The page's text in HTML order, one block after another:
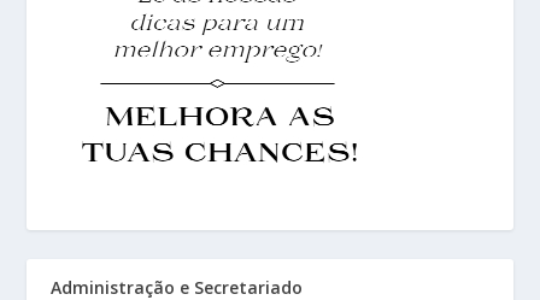
Administração e Secretariado